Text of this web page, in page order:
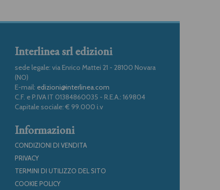
Interlinea srl edizioni
sede legale: via Enrico Mattei 21 - 28100 Novara
(NO)
E-mail: edizioni@interlinea.com
C.F. e P.IVA IT 01384860035 - R.E.A.: 169804
Capitale sociale: € 99.000 i.v
Informazioni
CONDIZIONI DI VENDITA
PRIVACY
TERMINI DI UTILIZZO DEL SITO
COOKIE POLICY